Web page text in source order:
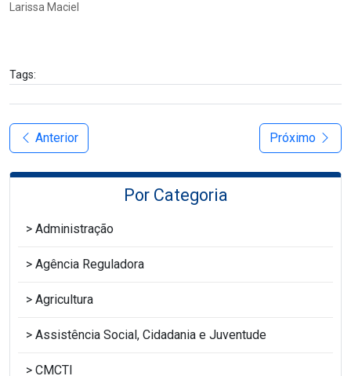
Larissa Maciel
Tags:
Anterior Próximo
Por Categoria
Administração
Agência Reguladora
Agricultura
Assistência Social, Cidadania e Juventude
CMCTI